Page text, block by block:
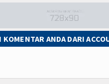
ANDA DARI